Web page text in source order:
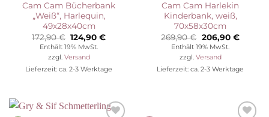
Cam Cam Bücherbank
„Weiß“, Harlequin,
49x28x40cm
172,90€ Ursprünglicher
Preis
war:
172,90 €
124,90€Aktueller
Enthält 19% MwSt.
zzgl. Versand
Lieferzeit: ca. 2-3 Werktage
Cam Cam Harlekin
Kinderbank, weiß,
70x58x30cm
269,90€ Ursprünglicher
Preis
war:
269,90 €
206,90 €
Enthält 19% MwSt.
zzgl. Versand
Lieferzeit: ca. 2-3 Werktage